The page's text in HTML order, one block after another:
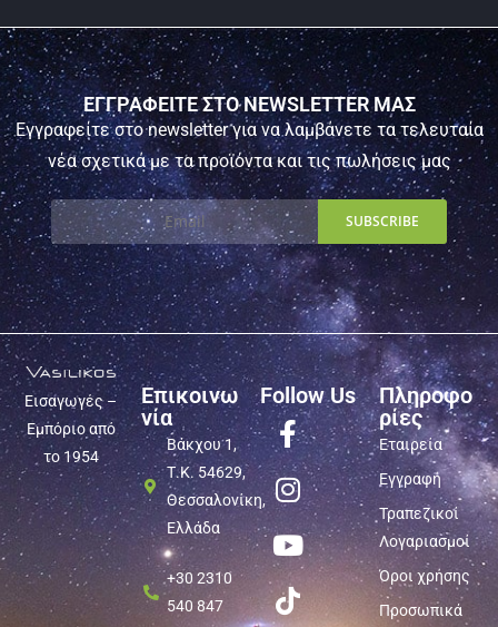
ΕΓΓΡΑΦΕΙΤΕ ΣΤΟ NEWSLETTER ΜΑΣ
Εγγραφείτε στο newsletter για να λαμβάνετε τα τελευταία
νέα σχετικά με τα προϊόντα και τις πωλήσεις μας
Εισαγωγές –
Εμπόριο από
το 1954
Επικοινω
νία
Βάκχου 1,
Τ.Κ. 54629,
Θεσσαλονίκη,
Ελλάδα
+30 2310
540 847
Follow Us
Πληροφο
ρίες
Εταιρεία
Εγγραφή
Τραπεζικοί
Λογαριασμοί
Όροι χρήσης
Προσωπικά